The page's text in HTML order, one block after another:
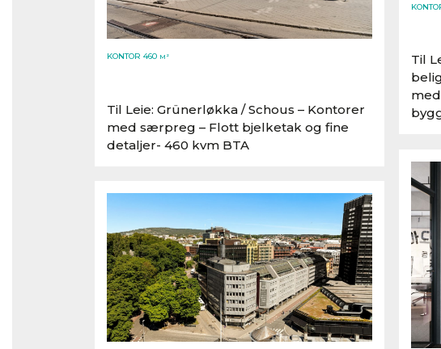
KONTOR 460 M²
Til Leie: Grünerløkka /​ Schous – Kontorer
med særpreg – Flott bjelketak og fine
detaljer- 460 kvm BTA
Til